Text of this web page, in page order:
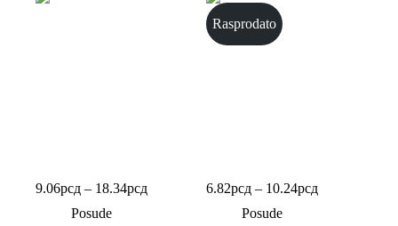
9.06рсд – 18.34рсд
Posude
Rasprodato
6.82рсд – 10.24рсд
Posude